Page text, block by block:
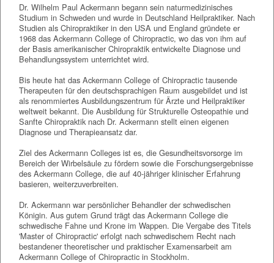
Dr. Wilhelm Paul Ackermann begann sein naturmedizinisches
Studium in Schweden und wurde in Deutschland Heilpraktiker. Nach
Studien als Chiropraktiker in den USA und England gründete er
1968 das Ackermann College of Chiropractic, wo das von ihm auf
der Basis amerikanischer Chiropraktik entwickelte Diagnose und
Behandlungssystem unterrichtet wird.
Bis heute hat das Ackermann College of Chiropractic tausende
Therapeuten für den deutschsprachigen Raum ausgebildet und ist
als renommiertes Ausbildungszentrum für Ärzte und Heilpraktiker
weltweit bekannt. Die Ausbildung für Strukturelle Osteopathie und
Sanfte Chiropraktik nach Dr. Ackermann stellt einen eigenen
Diagnose und Therapieansatz dar.
Ziel des Ackermann Colleges ist es, die Gesundheitsvorsorge im
Bereich der Wirbelsäule zu fördern sowie die Forschungsergebnisse
des Ackermann College, die auf 40-jähriger klinischer Erfahrung
basieren, weiterzuverbreiten.
Dr. Ackermann war persönlicher Behandler der schwedischen
Königin. Aus gutem Grund trägt das Ackermann College die
schwedische Fahne und Krone im Wappen. Die Vergabe des Titels
'Master of Chiropractic' erfolgt nach schwedischem Recht nach
bestandener theoretischer und praktischer Examensarbeit am
Ackermann College of Chiropractic in Stockholm.